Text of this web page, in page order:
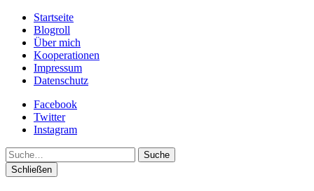
Startseite
Blogroll
Über mich
Kooperationen
Impressum
Datenschutz
Facebook
Twitter
Instagram
Suche
Schließen